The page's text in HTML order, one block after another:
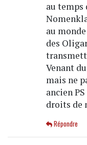
au temps
au
des
Venant
mais ne
ancien
droits de
Répondre